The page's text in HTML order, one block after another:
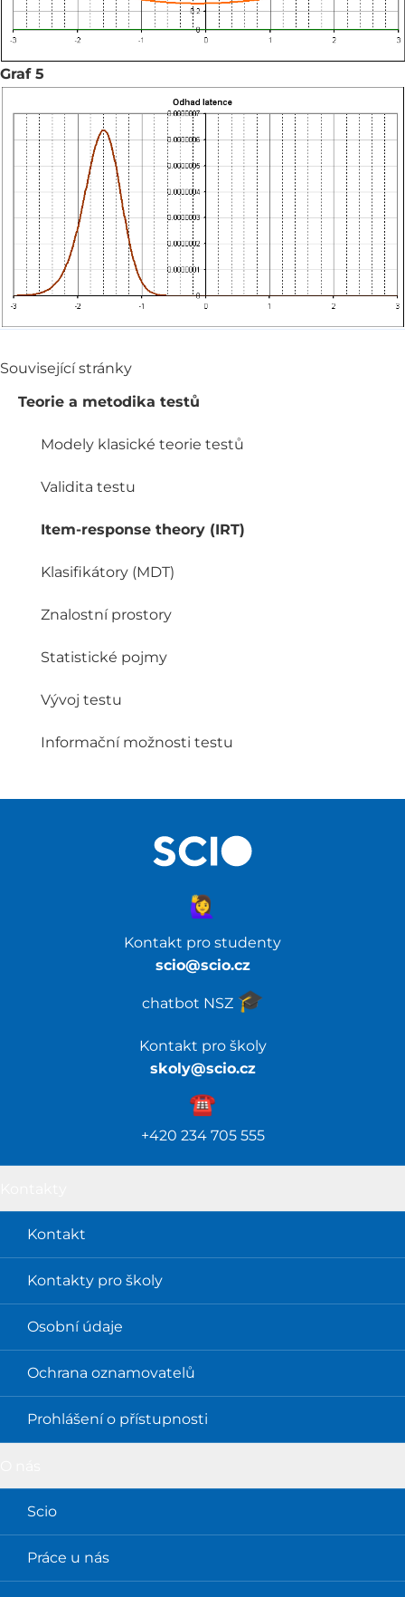
Graf 5
Související stránky
Teorie a metodika testů
Modely klasické teorie testů
Validita testu
Item-response theory (IRT)
Klasifikátory (MDT)
Znalostní prostory
Statistické pojmy
Vývoj testu
Informační možnosti testu
Kontakt pro studenty
scio@scio.cz
chatbot NSZ 🎓️
🙋‍♀️
Kontakt pro školy
skoly@scio.cz
☎️️
+420 234 705 555
Kontakt
Kontakty pro školy
Osobní údaje
Ochrana oznamovatelů
Prohlášení o přístupnosti
Scio
Práce u nás